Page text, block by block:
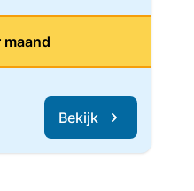
Bekijk